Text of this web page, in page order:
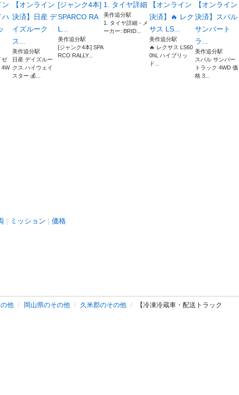
ン
ハ
ゼ
4W
【オンライン
決済】日産 デ
イズルーク
ス...
美作追分駅
日産 デイズルー
クス ハイウェイ
スター 💰...
[ジャンク4本]
SPARCO RA
L...
美作追分駅
[ジャンク4本] SPA
RCO RALLY...
1. タイヤ詳細
美作追分駅
1. タイヤ詳細 - メ
ーカー: BRID...
【オンライン
決済】🔥 レク
サス LS...
美作追分駅
🔥 レクサス LS60
0hL ハイブリッ
ド...
【オンライン
決済】スバル
サンバート
ラ...
美作追分駅
スバル サンバー
トラック 4WD 価
格 3...
ミッション 価格
他 岡山県のその他 久米郡のその他 【冷凍冷蔵車・配送トラック